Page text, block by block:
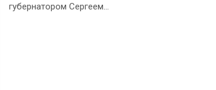
губернатором Сергеем…